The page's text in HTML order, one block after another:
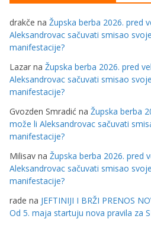
drakče na Župska berba 2026. pred
Aleksandrovac sačuvati smisao
manifestacije?
Lazar na Župska berba 2026. pred
Aleksandrovac sačuvati smisao
manifestacije?
Gvozden Smradić na Župska berba
može li Aleksandrovac sačuvati
manifestacije?
Milisav na Župska berba 2026. pred
Aleksandrovac sačuvati smisao
manifestacije?
rade na JEFTINIJI I BRŽI PRENOS
Od 5. maja startuju nova pravila za